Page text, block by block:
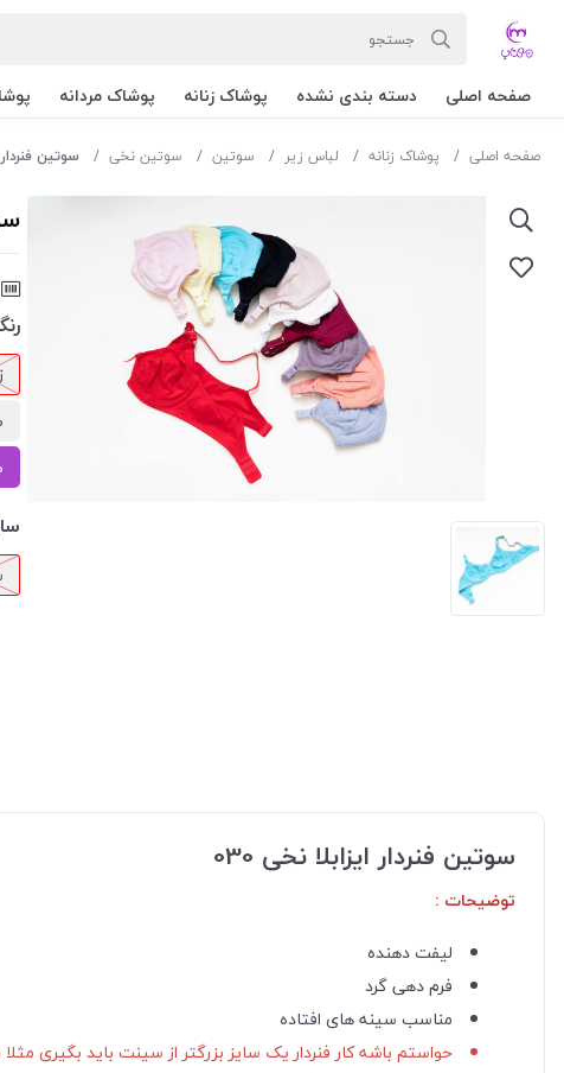
صفحه اصلی دسته بندی نشده پوشاک زنانه پوشاک مردانه
صفحه اصلی پوشاک زنانه لباس زیر سوتین سوتین نخی سوتین فنردار ایزابلا
سوتین فنردار ایزابلا نخی 030
توضیحات :
لیفت دهنده
فرم دهی گرد
مناسب سینه های افتاده
حواستم باشه کار فنردار یک سایز بزرگتر از سینت باید بگیری مثلا سینت 75 هست باید فنردار